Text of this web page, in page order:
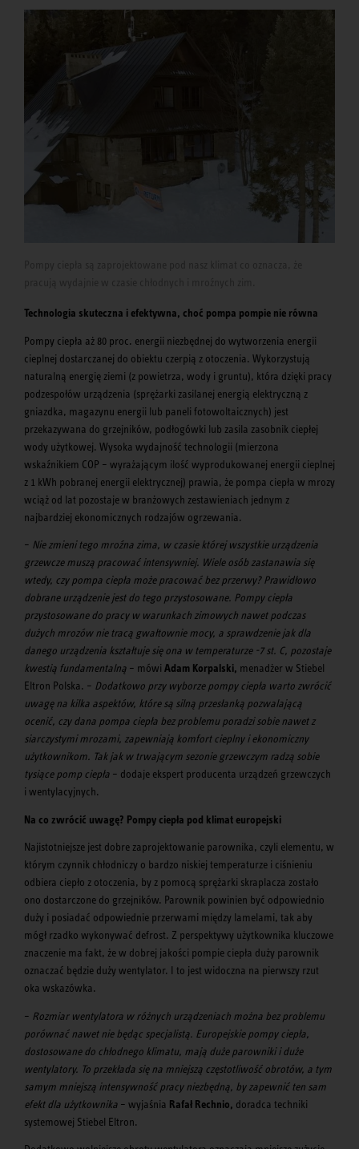
Technologia skuteczna i efektywna, choć pompa pompie nie równa
Pompy ciepła aż 80 proc. energii niezbędnej do wytworzenia energii
cieplnej dostarczanej do obiektu czerpią z otoczenia. Wykorzystują
naturalną energię ziemi (z powietrza, wody i gruntu), która dzięki pracy
podzespołów urządzenia (sprężarki zasilanej energią elektryczną z
gniazdka, magazynu energii lub paneli fotowoltaicznych) jest
przekazywana do grzejników, podłogówki lub zasila zasobnik ciepłej
wody użytkowej. Wysoka wydajność technologii (mierzona
wskaźnikiem COP – wyrażającym ilość wyprodukowanej energii cieplnej
z 1 kWh pobranej energii elektrycznej) prawia, że pompa ciepła w mrozy
wciąż od lat pozostaje w branżowych zestawieniach jednym z
najbardziej ekonomicznych rodzajów ogrzewania.
– Nie zmieni tego mroźna zima, w czasie której wszystkie urządzenia
grzewcze muszą pracować intensywniej. Wiele osób zastanawia się
wtedy, czy pompa ciepła może pracować bez przerwy? Prawidłowo
dobrane urządzenie jest do tego przystosowane. Pompy ciepła
przystosowane do pracy w warunkach zimowych nawet podczas
dużych mrozów nie tracą gwałtownie mocy, a sprawdzenie jak dla
danego urządzenia kształtuje się ona w temperaturze -7 st. C, pozostaje
kwestią fundamentalną – mówi Adam Korpalski, menadżer w Stiebel
Eltron Polska. – Dodatkowo przy wyborze pompy ciepła warto zwrócić
uwagę na kilka aspektów, które są silną przesłanką pozwalającą
ocenić, czy dana pompa ciepła bez problemu poradzi sobie nawet z
siarczystymi mrozami, zapewniają komfort cieplny i ekonomiczny
użytkownikom. Tak jak w trwającym sezonie grzewczym radzą sobie
tysiące pomp ciepła – dodaje ekspert producenta urządzeń grzewczych
i wentylacyjnych.
Na co zwrócić uwagę? Pompy ciepła pod klimat europejski
Najistotniejsze jest dobre zaprojektowanie parownika, czyli elementu, w
którym czynnik chłodniczy o bardzo niskiej temperaturze i ciśnieniu
odbiera ciepło z otoczenia, by z pomocą sprężarki skraplacza zostało
ono dostarczone do grzejników. Parownik powinien być odpowiednio
duży i posiadać odpowiednie przerwami między lamelami, tak aby
mógł rzadko wykonywać defrost. Z perspektywy użytkownika kluczowe
znaczenie ma fakt, że w dobrej jakości pompie ciepła duży parownik
oznaczać będzie duży wentylator. I to jest widoczna na pierwszy rzut
oka wskazówka.
– Rozmiar wentylatora w różnych urządzeniach można bez problemu
porównać nawet nie będąc specjalistą. Europejskie pompy ciepła,
dostosowane do chłodnego klimatu, mają duże parowniki i duże
wentylatory. To przekłada się na mniejszą częstotliwość obrotów, a tym
samym mniejszą intensywność pracy niezbędną, by zapewnić ten sam
efekt dla użytkownika – wyjaśnia Rafał Rechnio, doradca techniki
systemowej Stiebel Eltron.